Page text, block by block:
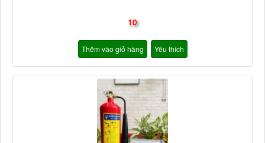
10
Thêm vào giỏ hàng Yêu thích